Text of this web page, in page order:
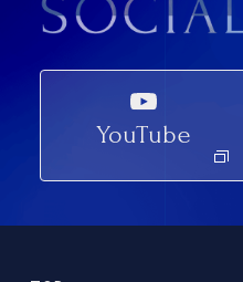
YouTube